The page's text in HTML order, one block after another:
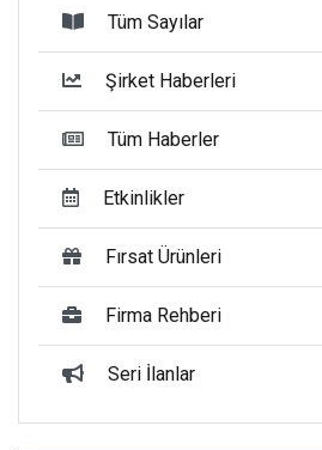
Tüm Sayılar
Şirket Haberleri
Tüm Haberler
Etkinlikler
Fırsat Ürünleri
Firma Rehberi
Seri İlanlar